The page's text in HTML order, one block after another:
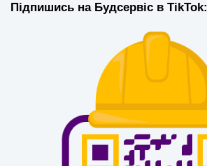
Підпишись на Будсервіс в TikTok: